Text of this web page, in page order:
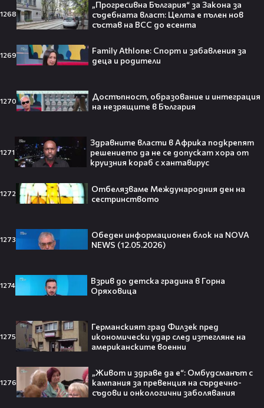
1268
„Прогресивна България“ за Закона за
съдебната власт: Целта е пълен нов
състав на ВСС до есента
1269
Family Athlone: Спорт и забавления за
деца и родители
1270
Достъпност, образование и интеграция
на незрящите в България
1271
Здравните власти в Африка подкрепят
решението да не се допускат хора от
круизния кораб с хантавирус
1272
Отбелязваме Международния ден на
сестринството
1273
Обеден информационен блок на NOVA
NEWS (12.05.2026)
1274
Взрив до детска градина в Горна
Оряховица
1275
Германският град Филзек пред
икономически удар след изтегляне на
американските военни
1276
„Живот и здраве да е“: Омбудсманът с
кампания за превенция на сърдечно-
съдови и онкологични заболявания
Ерлинг Холанд ghost-на Том
Втори шанс за любовта? Ариана
Гранде и Рики Алварес отново
заедно!😍
VESSOU влиза в света на онлайн
сериалите с „Кварталът на
07:50
сцената и мечтите им